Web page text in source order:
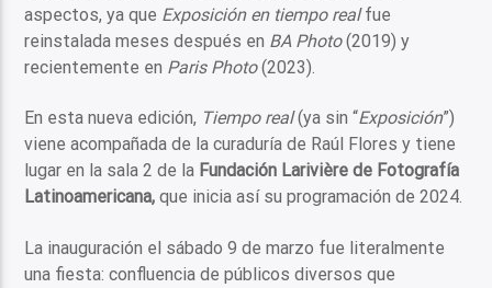
aspectos, ya que Exposición en tiempo realfue
reinstalada meses después en BA Photo(2019) y
recientemente en Paris Photo(2023).
En esta nueva edición, Tiempo real(ya sin “Exposición”)
viene acompañada de la curaduría de Raúl Flores y tiene
lugar en la sala 2 de la Fundación Larivière de Fotografía
Latinoamericana, que inicia así su programación de 2024.
La inauguración el sábado 9 de marzo fue literalmente
una fiesta: confluencia de públicos diversos que